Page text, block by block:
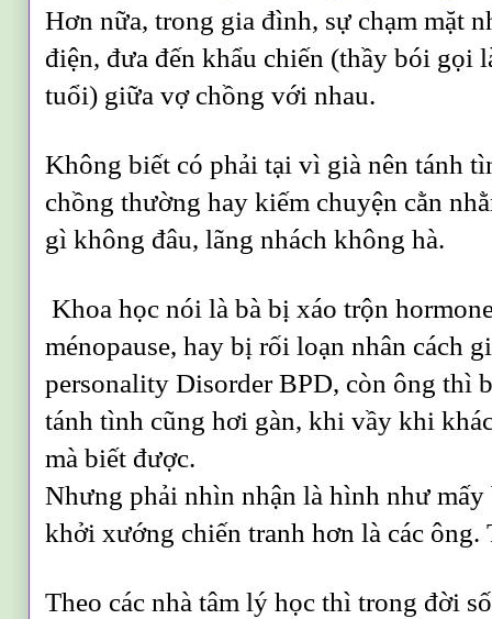
Hơn nữa, trong gia đình, sự chạm mặt
điện, đưa đến khẩu chiến (thầy bói gọi
tuổi) giữa vợ chồng với nhau.
Không biết có phải tại vì già nên tánh
chồng thường hay kiếm chuyện cằn
gì không đâu, lãng nhách không hà.
Khoa học nói là bà bị xáo trộn
ménopause, hay bị rối loạn nhân cách
personality Disorder BPD, còn ông thì
tánh tình cũng hơi gàn, khi vầy khi
mà biết được.
Nhưng phải nhìn nhận là hình như mấy
khởi xướng chiến tranh hơn là các ông.
Theo các nhà tâm lý học thì trong đời